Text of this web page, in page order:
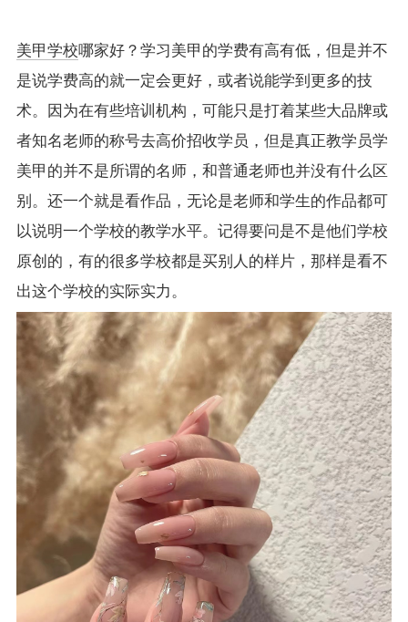
美甲学校哪家好？学习美甲的学费有高有低，但是并不
是说学费高的就一定会更好，或者说能学到更多的技
术。因为在有些培训机构，可能只是打着某些大品牌或
者知名老师的称号去高价招收学员，但是真正教学员学
美甲的并不是所谓的名师，和普通老师也并没有什么区
别。还一个就是看作品，无论是老师和学生的作品都可
以说明一个学校的教学水平。记得要问是不是他们学校
原创的，有的很多学校都是买别人的样片，那样是看不
出这个学校的实际实力。